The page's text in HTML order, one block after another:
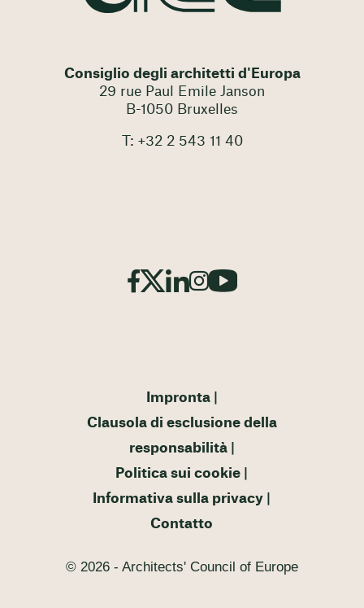
Consiglio degli architetti d'Europa
29 rue Paul Emile Janson
B-1050 Bruxelles
T: +32 2 543 11 40
Impronta
Clausola di esclusione della
responsabilità
Politica sui cookie
Informativa sulla privacy
Contatto
© 2026 - Architects' Council of Europe